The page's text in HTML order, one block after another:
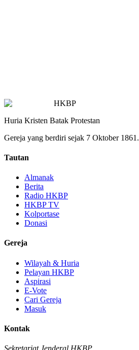
HKBP
Huria Kristen Batak Protestan
Gereja yang berdiri sejak 7 Oktober 1861.
Tautan
Almanak
Berita
Radio HKBP
HKBP TV
Kolportase
Donasi
Gereja
Wilayah & Huria
Pelayan HKBP
Aspirasi
E-Vote
Cari Gereja
Masuk
Kontak